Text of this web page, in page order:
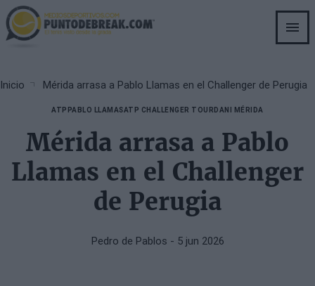
Skip
to
main
Breadcrumb
Inicio Mérida arrasa a Pablo Llamas en el Challenger de Perugia
ATP PABLO LLAMASATP CHALLENGER TOURDANI MÉRIDA
Mérida arrasa a Pablo
Llamas en el Challenger
de Perugia
Pedro de Pablos - 5 jun 2026